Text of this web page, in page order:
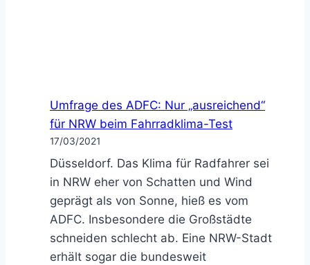
Umfrage des ADFC: Nur „ausreichend“
für NRW beim Fahrradklima-Test
17/03/2021
Düsseldorf. Das Klima für Radfahrer sei
in NRW eher von Schatten und Wind
geprägt als von Sonne, hieß es vom
ADFC. Insbesondere die Großstädte
schneiden schlecht ab. Eine NRW-Stadt
erhält sogar die bundesweit